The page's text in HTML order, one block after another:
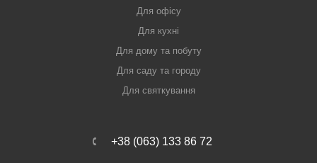
Для офісу
Для кухні
Для дому та побуту
Для саду та городу
Для святкування
+38 (063) 133 86 72